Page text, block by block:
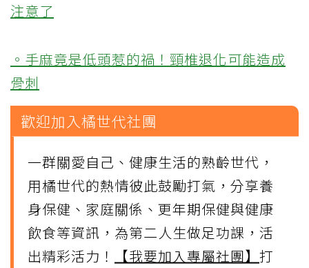
注意了
。手麻竟是低頭惹的禍！頸椎退化可能造成
骨刺
歡迎加入橘世代社團
一群關愛自己、健康生活的熟齡世代，
用橘世代的熱情彼此鼓勵打氣，分享養
身保健、家庭關係、更年期保健與健康
飲食等資訊，為第二人生做足功課，活
出精彩活力！
【我要加入專屬社團】 打